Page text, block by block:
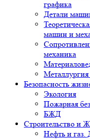
графика
Детали
машин и
механика
Безопасность
Экология
Пожарная
БЖД
Строительство и
Нефть и газ.